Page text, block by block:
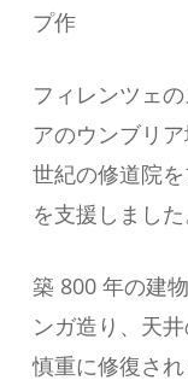
プ作
フィレンツェ
アのウンブリ
世紀の修道院
を支援しました
築 800 年の建
ンガ造り、天
慎重に修復さ